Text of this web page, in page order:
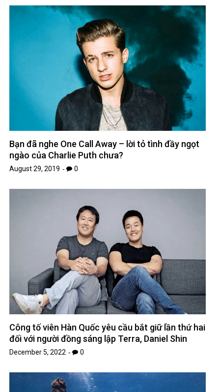
Bạn đã nghe One Call Away – lời tỏ tình đầy ngọt
ngào của Charlie Puth chưa?
August 29, 2019 0
Công tố viên Hàn Quốc yêu cầu bắt giữ lần thứ hai
đối với người đồng sáng lập Terra, Daniel Shin
December 5, 2022 0